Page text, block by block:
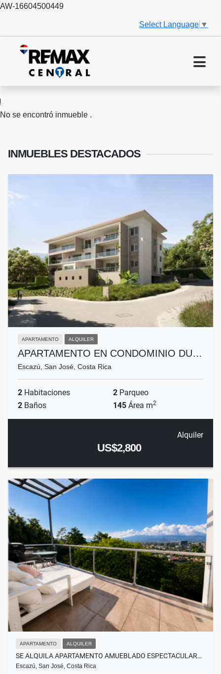
AW-16604500449
Select Language ▼
No se encontró inmueble .
INMUEBLES DESTACADOS
APARTAMENTO ALQUILER
APARTAMENTO EN CONDOMINIO DU…
Escazú, San José, Costa Rica
2 Habitaciones 2 Parqueo
2 Baños 145 Área m2
Alquiler
US$2,800
APARTAMENTO ALQUILER
SE ALQUILA APARTAMENTO AMUEBLADO ESPECTACULAR…
Escazú, San José, Costa Rica